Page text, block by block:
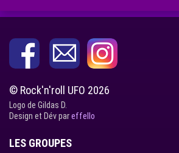
© Rock'n'roll UFO 2026
Logo de Gildas D.
Design et Dév pareffello
LES GROUPES